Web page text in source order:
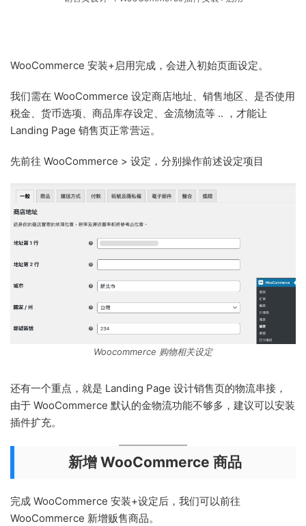
WooCommerce 安装+启用完成，会进入初始页面设定。
我们需在 WooCommerce 设定商店地址、销售地区、是否使用
税金、货币选项、商品库存设定、金流物流等 .. ，才能让
Landing Page 销售页正常营运。
先前往 WooCommerce > 设定，分别操作前述设定项目
Woocommerce 购物相关设定
还有一个重点，就是 Landing Page 设计销售页的物流串接，
由于 WooCommerce 默认的金物流功能不够多，建议可以安装
插件扩充。
新增 WooCommerce 商品
完成 WooCommerce 安装+设定后，我们可以前往
WooCommerce 新增贩售商品。